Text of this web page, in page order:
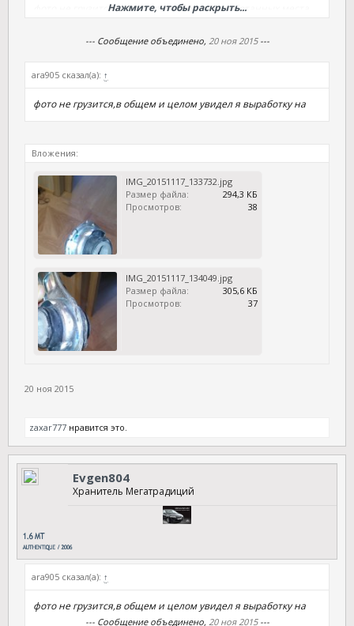
фото не грузится. Увидел я два чётко выработанных места
шлиф.машиной я стёр к чертям три миллиметра в этом
вибрации ноль.всем удачи и не ломаться!!!
Нажмите, чтобы раскрыть...
--- Сообщение объединено, 20 ноя 2015---
ara905 сказал(а): ↑
фото не грузится,в общем и целом увидел я выработку на
Вложения:
IMG_20151117_133732.jpg
Размер файла:
294,3 КБ
Просмотров:
38
IMG_20151117_134049.jpg
Размер файла:
305,6 КБ
Просмотров:
37
20 ноя 2015
zaxar777 нравится это.
Evgen804
Хранитель Мегатрадиций
ara905 сказал(а): ↑
фото не грузится,в общем и целом увидел я выработку на
--- Сообщение объединено, 20 ноя 2015---